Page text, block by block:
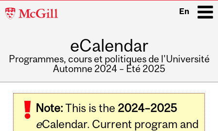
McGill
En
eCalendar
Programmes, cours et politiques de l'Université
Automne 2024 – Été 2025
navigation
Note:This is the 2024–2025
eCalendar. Current program and